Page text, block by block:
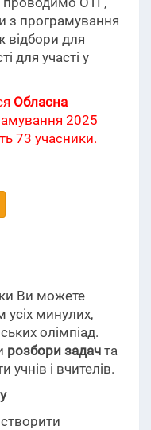
з програмування
відбори для
для участі у
Обласна
2025
73 учасники.
Ви можете
усіх минулих,
олімпіад.
розбори задач та
учнів і вчителів.